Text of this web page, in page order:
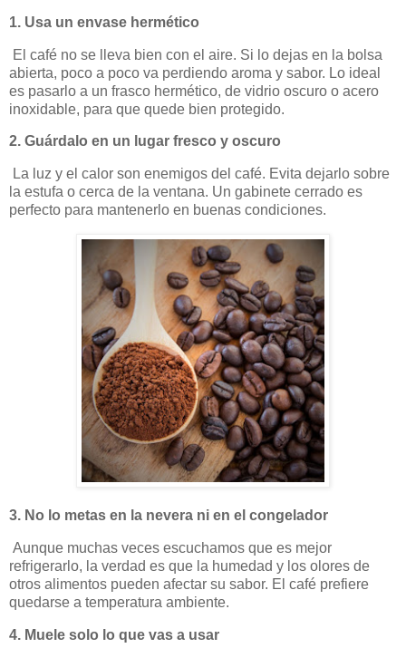
1. Usa un envase hermético
El café no se lleva bien con el aire. Si lo dejas en la bolsa
abierta, poco a poco va perdiendo aroma y sabor. Lo ideal
es pasarlo a un frasco hermético, de vidrio oscuro o acero
inoxidable, para que quede bien protegido.
2. Guárdalo en un lugar fresco y oscuro
La luz y el calor son enemigos del café. Evita dejarlo sobre
la estufa o cerca de la ventana. Un gabinete cerrado es
perfecto para mantenerlo en buenas condiciones.
3. No lo metas en la nevera ni en el congelador
Aunque muchas veces escuchamos que es mejor
refrigerarlo, la verdad es que la humedad y los olores de
otros alimentos pueden afectar su sabor. El café prefiere
quedarse a temperatura ambiente.
4. Muele solo lo que vas a usar